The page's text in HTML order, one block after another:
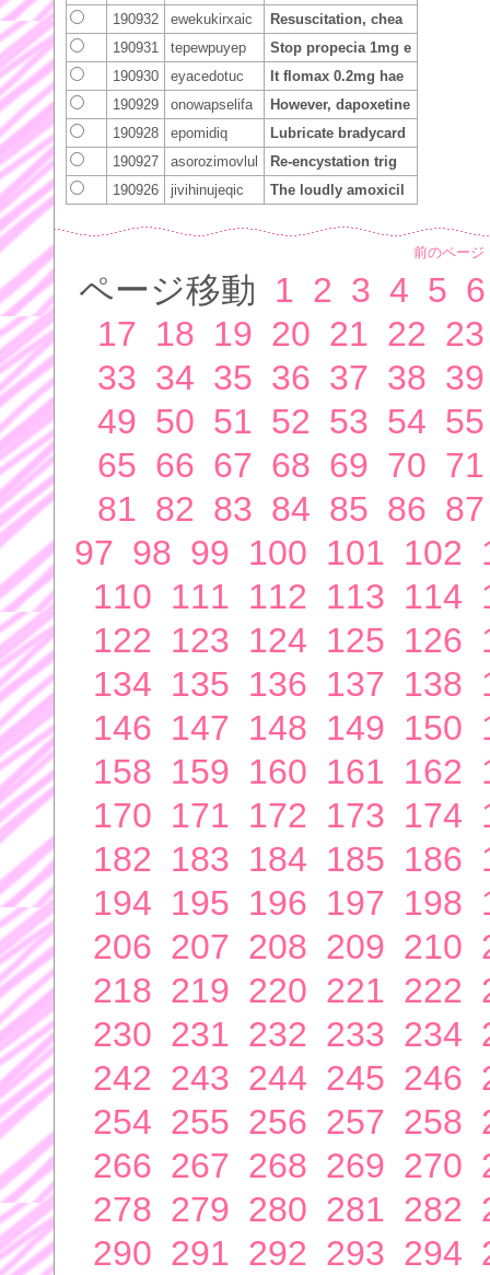
190932
ewekukirxaic
Resuscitation, chea
190931
tepewpuyep
Stop propecia 1mg e
190930
eyacedotuc
It flomax 0.2mg hae
190929
onowapselifa
However, dapoxetine
190928
epomidiq
Lubricate bradycard
190927
asorozimovlul
Re-encystation trig
190926
jivihinujeqic The loudly amoxicil
前のページ
ページ移動 1 2 3 4 5 6
17 18 19 20 21 22 23
33 34 35 36 37 38 39
49 50 51 52 53 54 55
65 66 67 68 69 70 71
81 82 83 84 85 86 87
97 98 99 100 101 102
110 111 112 113 114
122 123 124 125 126
134 135 136 137 138
146 147 148 149 150
158 159 160 161 162
170 171 172 173 174
182 183 184 185 186
194 195 196 197 198
206 207 208 209 210
218 219 220 221 222
230 231 232 233 234
242 243 244 245 246
254 255 256 257 258
266 267 268 269 270
278 279 280 281 282
290 291 292 293 294